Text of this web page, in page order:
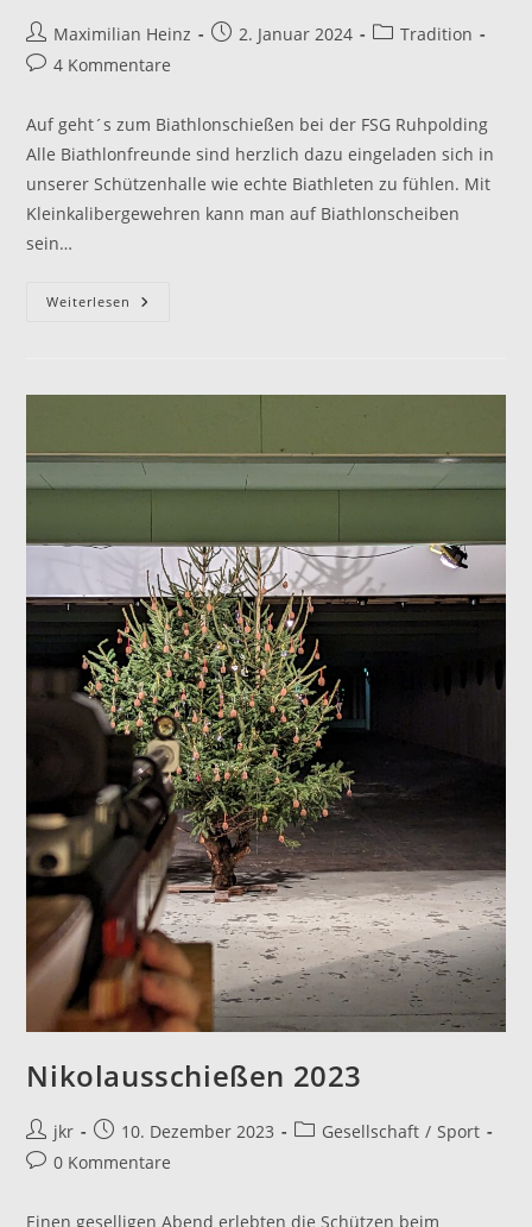
Beitrags-
Autor:
Maximilian Heinz
Beitrag2. Januar 2024
Beitrags-
Tradition
Beitrags-
4 Kommentare
Auf geht´s zum Biathlonschießen bei der FSG Ruhpolding
Alle Biathlonfreunde sind herzlich dazu eingeladen sich in
unserer Schützenhalle wie echte Biathleten zu fühlen. Mit
Kleinkalibergewehren kann man auf Biathlonscheiben
sein…
Weiterlesen Auf
Der
Nikolausschießen 2023
Beitrags-
Autor:
jkr
Beitrag
veröffentlicht:
10. Dezember 2023
Beitrags-
Gesellschaft / Sport
Beitrags-
0 Kommentare
Einen geselligen Abend erlebten die Schützen beim